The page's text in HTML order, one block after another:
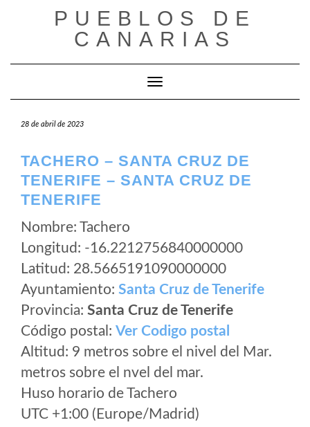
PUEBLOS DE
CANARIAS
Cambiar modo de navegación
28 de abril de 2023
TACHERO – SANTA CRUZ DE
TENERIFE – SANTA CRUZ DE
TENERIFE
Nombre: Tachero
Longitud: -16.2212756840000000
Latitud: 28.5665191090000000
Ayuntamiento: Santa Cruz de Tenerife
Provincia: Santa Cruz de Tenerife
Código postal: Ver Codigo postal
Altitud: 9 metros sobre el nivel del Mar.
metros sobre el nvel del mar.
Huso horario de Tachero
UTC +1:00 (Europe/Madrid)